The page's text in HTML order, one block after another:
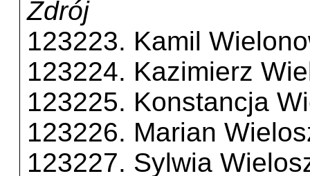
Zdrój
123223. Kamil
123224. Kazimierz
123225. Konstancja
123226. Marian
123227. Sylwia